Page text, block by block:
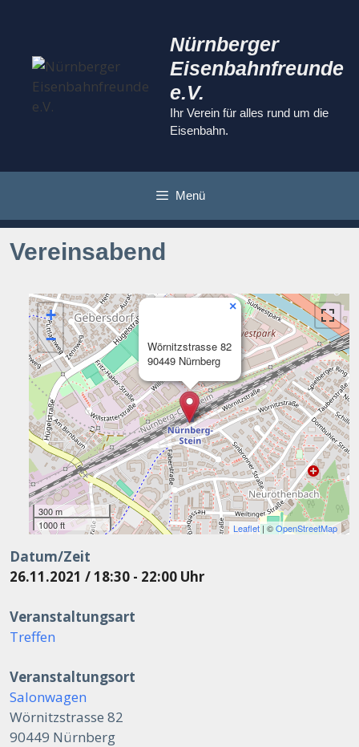
Nürnberger
Eisenbahnfreunde
e.V.
Ihr Verein für alles rund um die
Eisenbahn.
Menü
Vereinsabend
Wörnitzstrasse 82
90449 Nürnberg
×
+
−
300 m
1000 ft
Leaflet| ©OpenStreetMap
Datum/Zeit
26.11.2021 / 18:30 - 22:00 Uhr
Veranstaltungsart
Treffen
Veranstaltungsort
Salonwagen
Wörnitzstrasse 82
90449 Nürnberg